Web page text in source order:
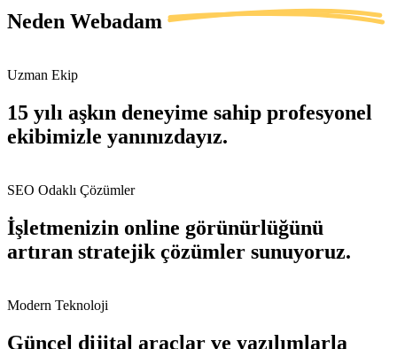
Neden Webadam
Uzman Ekip
15 yılı aşkın deneyime sahip profesyonel
ekibimizle yanınızdayız.
SEO Odaklı Çözümler
İşletmenizin online görünürlüğünü
artıran stratejik çözümler sunuyoruz.
Modern Teknoloji
Güncel dijital araçlar ve yazılımlarla